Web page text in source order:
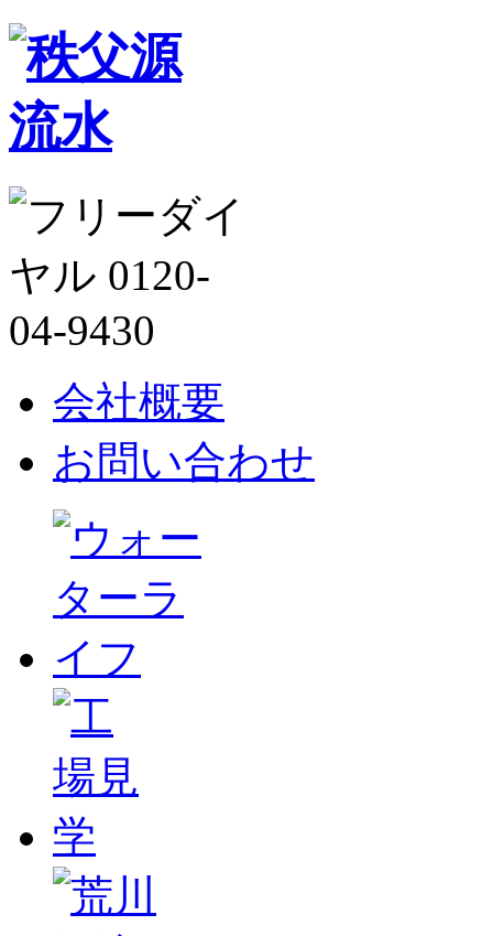
会社概要
お問い合わせ